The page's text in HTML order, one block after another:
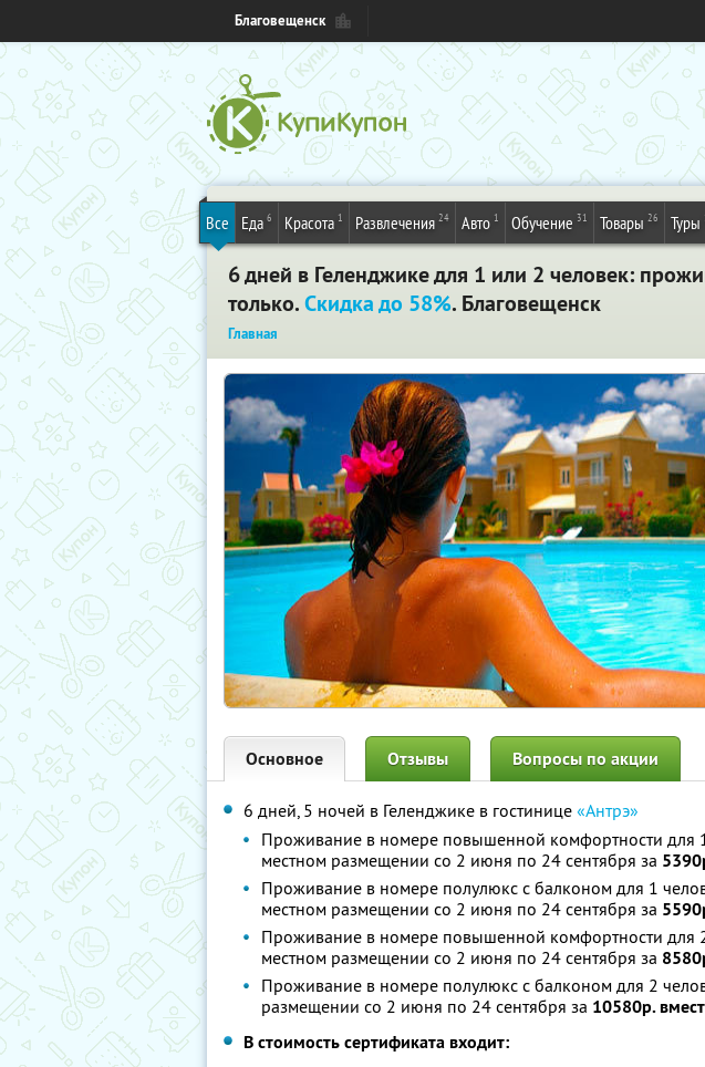
Благовещенск
Все Еда 6 Красота 1 Развлечения 24 Авто 1 Обучение 31 Товары 26 Туры
6 дней в Геленджике для 1 или 2 человек:
только.Скидка до 58%. Благовещенск
Главная
Основное Отзывы Вопросы по акции
6 дней, 5 ночей в Геленджике в гостинице «Антрэ»
Проживание в номере повышенной комфортности для
местном размещении со 2 июня по 24 сентября за
Проживание в номере полулюкс с балконом для 1
местном размещении со 2 июня по 24 сентября за
Проживание в номере повышенной комфортности для
местном размещении со 2 июня по 24 сентября за
Проживание в номере полулюкс с балконом для 2
размещении со 2 июня по 24 сентября за 10580р.
В стоимость сертификата входит: